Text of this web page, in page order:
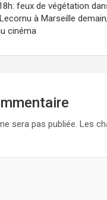
feux de végétation
à Marseille
cinéma
sera pas publiée. Les